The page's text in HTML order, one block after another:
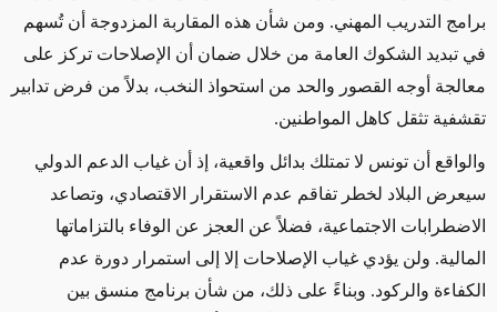
برامج التدريب المهني. ومن شأن هذه المقاربة المزدوجة أن تُسهم
في تبديد الشكوك العامة من خلال ضمان أن الإصلاحات تركز على
معالجة أوجه القصور والحد من استحواذ النخب، بدلاً من فرض تدابير
تقشفية تثقل كاهل المواطنين.
والواقع أن تونس لا تمتلك بدائل واقعية، إذ أن غياب الدعم الدولي
سيعرض البلاد لخطر تفاقم عدم الاستقرار الاقتصادي، وتصاعد
الاضطرابات الاجتماعية، فضلاً عن العجز عن الوفاء بالتزاماتها
المالية. ولن يؤدي غياب الإصلاحات إلا إلى استمرار دورة عدم
الكفاءة والركود. وبناءً على ذلك، من شأن برنامج منسق بين